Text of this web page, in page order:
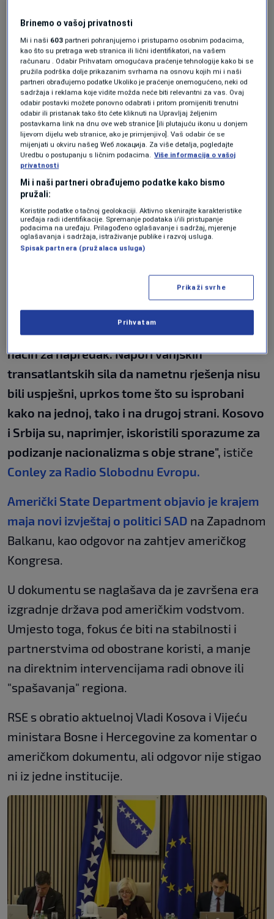
kilometara
TEHNOLOGIJA
Mehaničar: Kupio bih ovaj polovni
automobil bez razmišljanja - i da je
prešao 800.000 kilometara
AUTO| 14. jun.
Vrijeme za nove pristupe
Prema njenim riječima, prebacivanje
odgovornosti na lokalne aktere bez jasnog
liderstva i detaljne strategije moglo bi
produbiti postojeće blokade i ojačati
nacionalističke i korumpirane političke
strukture.
Ipak, smatra da je vrijeme za nove pristupe.
"Smatram da rješenja moraju doći i biti
podržana od samih zemalja, jer je to najbolji
način za napredak. Napori vanjskih
transatlantskih sila da nametnu rješenja nisu
bili uspješni, uprkos tome što su isprobani
kako na jednoj, tako i na drugoj strani. Kosovo
i Srbija su, naprimjer, iskoristili sporazume za
podizanje nacionalizma s obje strane", ističe
Conley za Radio Slobodnu Evropu.
Američki State Department objavio je krajem
maja novi izvještaj o politici SAD na Zapadnom
Balkanu, kao odgovor na zahtjev američkog
Kongresa.
U dokumentu se naglašava da je završena era
izgradnje država pod američkim vodstvom.
Umjesto toga, fokus će biti na stabilnosti i
partnerstvima od obostrane koristi, a manje
na direktnim intervencijama radi obnove ili
"spašavanja" regiona.
RSE s obratio aktuelnoj Vladi Kosova i Vijeću
ministara Bosne i Hercegovine za komentar o
američkom dokumentu, ali odgovor nije stigao
ni iz jedne institucije.
Brinemo o vašoj privatnosti
Mi i naši 603 partneri pohranjujemo i pristupamo osobnim podacima,
kao što su pretraga web stranica ili lični identifikatori, na vašem
računaru . Odabir Prihvatam omogućava praćenje tehnologije kako bi se
pružila podrška dolje prikazanim svrhama na osnovu kojih mi i naši
partneri obrađujemo podatke Ukoliko je praćenje onemogućeno, neki od
sadržaja i reklama koje vidite možda neće biti relevantni za vas. Ovaj
odabir postavki možete ponovno odabrati i pritom promijeniti trenutni
odabir ili pristanak tako što ćete kliknuti na Upravljaj željenim
postavkama link na dnu ove web stranice [ili plutajuću ikonu u donjem
lijevom dijelu web stranice, ako je primjenjivo]. Vaš odabir će se
mijenjati u okviru našeg Wеб локација. Za više detalja, pogledajte
Uredbu o postupanju s ličnim podacima. Više informacija o vašoj
privatnosti
Mi i naši partneri obrađujemo podatke kako bismo
pružali:
Koristite podatke o tačnoj geolokaciji. Aktivno skenirajte karakteristike
uređaja radi identifikacije. Spremanje podataka i/ili pristupanje
podacima na uređaju. Prilagođeno oglašavanje i sadržaj, mjerenje
oglašavanja i sadržaja, istraživanje publike i razvoj usluga.
Spisak partnera (pružalaca usluga)
Prikaži svrhe
Prihvatam